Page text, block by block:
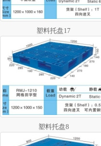
塑料托盘17
塑料托盘8